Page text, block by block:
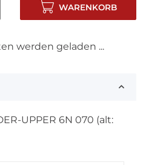
WARENKORB
werden geladen ...
UPPER 6N 070 (alt: